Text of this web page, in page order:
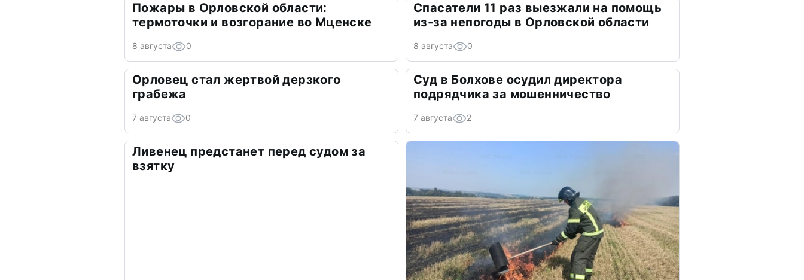
Пожары в Орловской области:
термоточки и возгорание во Мценске
8 августа 0
Спасатели 11 раз выезжали на помощь
из-за непогоды в Орловской области
8 августа 0
Орловец стал жертвой дерзкого
грабежа
7 августа 0
Суд в Болхове осудил директора
подрядчика за мошенничество
7 августа 2
Ливенец предстанет перед судом за
взятку